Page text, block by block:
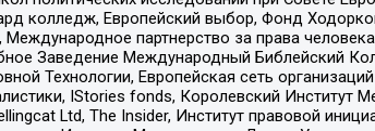
колледж, Европейский выбор, Фонд
партнерство за права
Заведение Международный Библейский
Технологии, Европейская сеть
IStories fonds, Королевский
Ltd, The Insider, Институт правовой